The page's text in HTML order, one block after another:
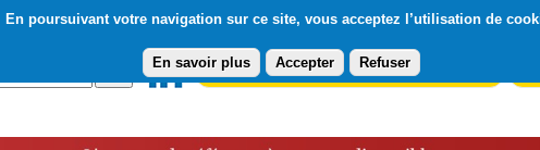
En poursuivant votre navigation sur ce site, vous acceptez l’utilisation de
En savoir plus Accepter Refuser
Abonnement gratuit à la Lettre du Diploweb